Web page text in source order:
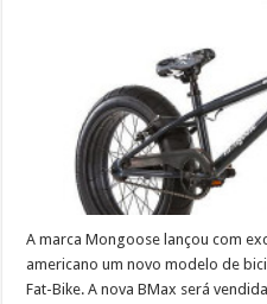
A marca Mongoose lançou com
americano um novo modelo de
Fat-Bike. A nova BMax será